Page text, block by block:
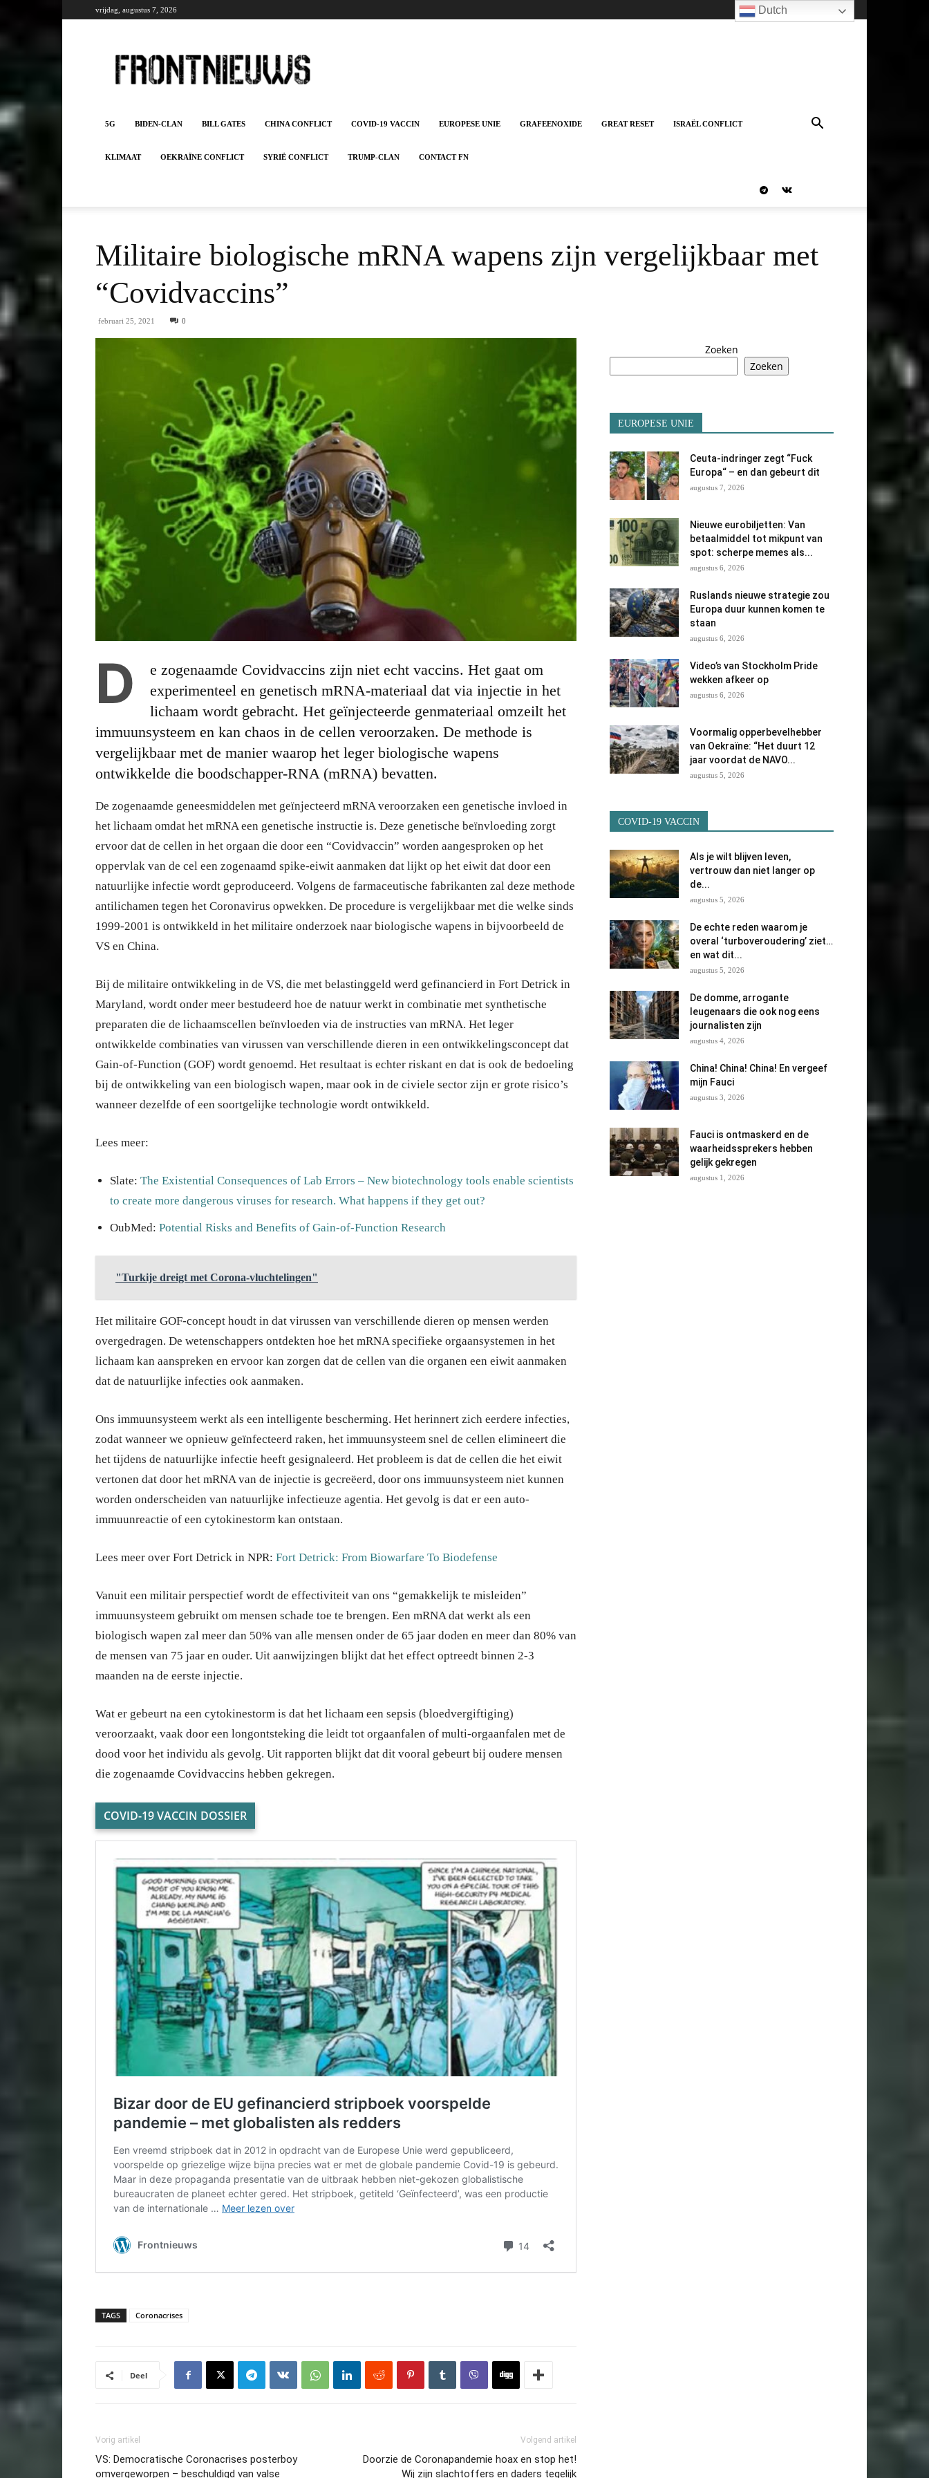
vrijdag, augustus 7, 2026
5G BIDEN-CLAN BILL GATES CHINA CONFLICT COVID-19 VACCIN EUROPESE UNIE GRAFEENOXIDE GREAT RESET ISRAËL CONFLICT
KLIMAAT OEKRAÏNE CONFLICT SYRIË CONFLICT TRUMP-CLAN CONTACT FN
Militaire biologische mRNA wapens zijn vergelijkbaar met
“Covidvaccins”
februari 25, 2021 0
D
e zogenaamde Covidvaccins zijn niet echt vaccins. Het gaat om
experimenteel en genetisch mRNA-materiaal dat via injectie in het
lichaam wordt gebracht. Het geïnjecteerde genmateriaal omzeilt het
immuunsysteem en kan chaos in de cellen veroorzaken. De methode is
vergelijkbaar met de manier waarop het leger biologische wapens
ontwikkelde die boodschapper-RNA (mRNA) bevatten.
De zogenaamde geneesmiddelen met geïnjecteerd mRNA veroorzaken een genetische invloed in
het lichaam omdat het mRNA een genetische instructie is. Deze genetische beïnvloeding zorgt
ervoor dat de cellen in het orgaan die door een “Covidvaccin” worden aangesproken op het
oppervlak van de cel een zogenaamd spike-eiwit aanmaken dat lijkt op het eiwit dat door een
natuurlijke infectie wordt geproduceerd. Volgens de farmaceutische fabrikanten zal deze methode
antilichamen tegen het Coronavirus opwekken. De procedure is vergelijkbaar met die welke sinds
1999-2001 is ontwikkeld in het militaire onderzoek naar biologische wapens in bijvoorbeeld de
VS en China.
Bij de militaire ontwikkeling in de VS, die met belastinggeld werd gefinancierd in Fort Detrick in
Maryland, wordt onder meer bestudeerd hoe de natuur werkt in combinatie met synthetische
preparaten die de lichaamscellen beïnvloeden via de instructies van mRNA. Het leger
ontwikkelde combinaties van virussen van verschillende dieren in een ontwikkelingsconcept dat
Gain-of-Function (GOF) wordt genoemd. Het resultaat is echter riskant en dat is ook de bedoeling
bij de ontwikkeling van een biologisch wapen, maar ook in de civiele sector zijn er grote risico’s
wanneer dezelfde of een soortgelijke technologie wordt ontwikkeld.
Lees meer:
Slate: The Existential Consequences of Lab Errors – New biotechnology tools enable scientists
to create more dangerous viruses for research. What happens if they get out?
OubMed: Potential Risks and Benefits of Gain-of-Function Research
"Turkije dreigt met Corona-vluchtelingen"
Het militaire GOF-concept houdt in dat virussen van verschillende dieren op mensen werden
overgedragen. De wetenschappers ontdekten hoe het mRNA specifieke orgaansystemen in het
lichaam kan aanspreken en ervoor kan zorgen dat de cellen van die organen een eiwit aanmaken
dat de natuurlijke infecties ook aanmaken.
Ons immuunsysteem werkt als een intelligente bescherming. Het herinnert zich eerdere infecties,
zodat wanneer we opnieuw geïnfecteerd raken, het immuunsysteem snel de cellen elimineert die
het tijdens de natuurlijke infectie heeft gesignaleerd. Het probleem is dat de cellen die het eiwit
vertonen dat door het mRNA van de injectie is gecreëerd, door ons immuunsysteem niet kunnen
worden onderscheiden van natuurlijke infectieuze agentia. Het gevolg is dat er een auto-
immuunreactie of een cytokinestorm kan ontstaan.
Lees meer over Fort Detrick in NPR: Fort Detrick: From Biowarfare To Biodefense
Vanuit een militair perspectief wordt de effectiviteit van ons “gemakkelijk te misleiden”
immuunsysteem gebruikt om mensen schade toe te brengen. Een mRNA dat werkt als een
biologisch wapen zal meer dan 50% van alle mensen onder de 65 jaar doden en meer dan 80% van
de mensen van 75 jaar en ouder. Uit aanwijzingen blijkt dat het effect optreedt binnen 2-3
maanden na de eerste injectie.
Wat er gebeurt na een cytokinestorm is dat het lichaam een sepsis (bloedvergiftiging)
veroorzaakt, vaak door een longontsteking die leidt tot orgaanfalen of multi-orgaanfalen met de
dood voor het individu als gevolg. Uit rapporten blijkt dat dit vooral gebeurt bij oudere mensen
die zogenaamde Covidvaccins hebben gekregen.
COVID-19 VACCIN DOSSIER
TAGS Coronacrises
Deel
Vorig artikel
VS: Democratische Coronacrises posterboy
omvergeworpen – beschuldigd van valse
Volgend artikel
Doorzie de Coronapandemie hoax en stop het!
Wij zijn slachtoffers en daders tegelijk
Zoeken
Zoeken
EUROPESE UNIE
Ceuta-indringer zegt “Fuck
Europa“ – en dan gebeurt dit
augustus 7, 2026
Nieuwe eurobiljetten: Van
betaalmiddel tot mikpunt van
spot: scherpe memes als...
augustus 6, 2026
Ruslands nieuwe strategie zou
Europa duur kunnen komen te
staan
augustus 6, 2026
Video’s van Stockholm Pride
wekken afkeer op
augustus 6, 2026
Voormalig opperbevelhebber
van Oekraïne: “Het duurt 12
jaar voordat de NAVO...
augustus 5, 2026
COVID-19 VACCIN
Als je wilt blijven leven,
vertrouw dan niet langer op
de...
augustus 5, 2026
De echte reden waarom je
overal ‘turboveroudering’ ziet…
en wat dit...
augustus 5, 2026
De domme, arrogante
leugenaars die ook nog eens
journalisten zijn
augustus 4, 2026
China! China! China! En vergeef
mijn Fauci
augustus 3, 2026
Fauci is ontmaskerd en de
waarheidssprekers hebben
gelijk gekregen
augustus 1, 2026
Dutch